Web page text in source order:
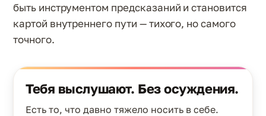
быть инструментом предсказаний и становится
картой внутреннего пути — тихого, но самого
точного.
Тебя выслушают. Без осуждения.
Есть то, что давно тяжело носить в себе.